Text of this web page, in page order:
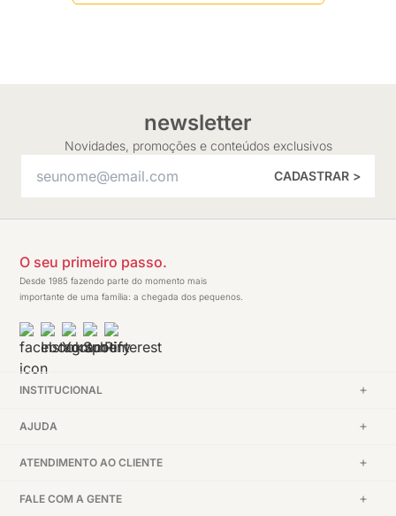
newsletter
Novidades, promoções e conteúdos exclusivos
CADASTRAR >
O seu primeiro passo.
Desde 1985 fazendo parte do momento mais
importante de uma família: a chegada dos pequenos.
INSTITUCIONAL
AJUDA
ATENDIMENTO AO CLIENTE
FALE COM A GENTE